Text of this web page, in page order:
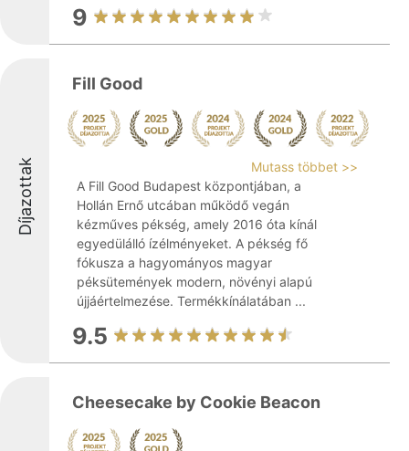
9
Díjazottak
Fill Good
Mutass többet >>
A Fill Good Budapest központjában, a
Hollán Ernő utcában működő vegán
kézműves pékség, amely 2016 óta kínál
egyedülálló ízélményeket. A pékség fő
fókusza a hagyományos magyar
péksütemények modern, növényi alapú
újjáértelmezése. Termékkínálatában ...
9.5
Cheesecake by Cookie Beacon